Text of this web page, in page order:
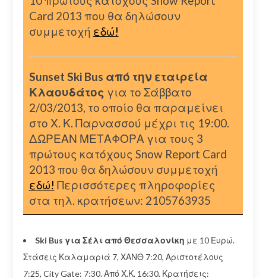
Card 2013 που θα δηλώσουν
συμμετοχή εδώ!
Sunset Ski Bus από την εταιρεία
Κλαουδάτος για το Σάββατο
2/03/2013, το οποίο θα παραμείνει
στο Χ. Κ. Παρνασσού μέχρι τις 19:00.
ΔΩΡΕΑΝ ΜΕΤΑΦΟΡΑ για τους 3
πρώτους κατόχους Snow Report Card
2013 που θα δηλώσουν συμμετοχή
εδώ! Περισσότερες πληροφορίες
στα τηλ. κρατήσεων: 2105763935
Ski Bus για Σέλι από Θεσσαλονίκη με 10 Ευρώ.
Στάσεις Καλαμαριά 7, ΧΑΝΘ 7:20, Αριστοτέλους
7:25, City Gate: 7:30. Από Χ.Κ. 16:30. Κρατήσεις: